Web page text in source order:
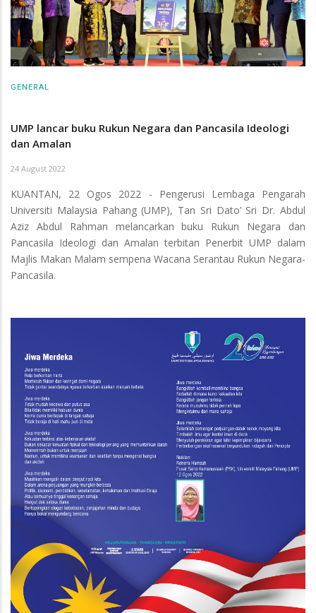
GENERAL
UMP lancar buku Rukun Negara dan Pancasila Ideologi
dan Amalan
24 August 2022
KUANTAN, 22 Ogos 2022 - Pengerusi Lembaga Pengarah
Universiti Malaysia Pahang (UMP), Tan Sri Dato’ Sri Dr. Abdul
Aziz Abdul Rahman melancarkan buku Rukun Negara dan
Pancasila Ideologi dan Amalan terbitan Penerbit UMP dalam
Majlis Makan Malam sempena Wacana Serantau Rukun Negara-
Pancasila.